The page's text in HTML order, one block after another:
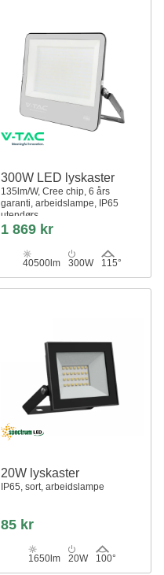
300W LED lyskaster
135lm/W, Cree chip, 6 års
garanti, arbeidslampe, IP65
utendørs
1 869 kr
40500lm 300W 115°
20W lyskaster
IP65, sort, arbeidslampe
85 kr
1650lm 20W 100°